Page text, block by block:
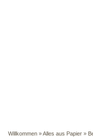
Willkommen »Alles aus Papier »